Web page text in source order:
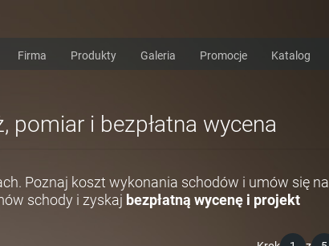
Firma Produkty Galeria Promocje Katalog
pomiar i bezpłatna wycena
Poznaj koszt wykonania schodów i umów się na
schody i zyskaj bezpłatną wycenę i projekt